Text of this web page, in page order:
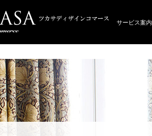
サービス案内